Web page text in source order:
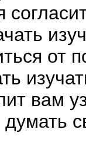
от
вам
думать